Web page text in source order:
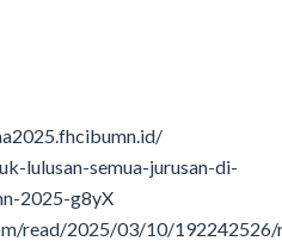
lulusan-semua-jurusan-di-
2025-g8yX
read/2025/03/10/